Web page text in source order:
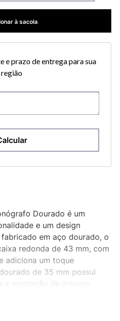
à sacola
e prazo de entrega para sua
região
Dourado é um
e um design
em aço dourado, o
redonda de 43 mm, com
adiciona um toque
de 35 mm possui
e marcação de indexes
durabilidade e um